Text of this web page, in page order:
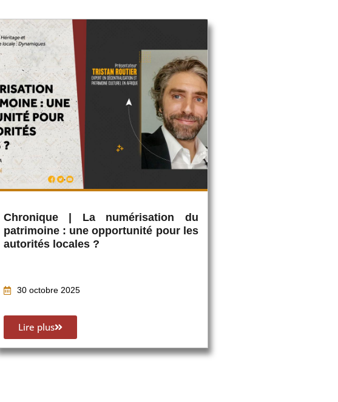
Chronique | La numérisation du
patrimoine : une opportunité pour les
autorités locales ?
30 octobre 2025
Lire plus